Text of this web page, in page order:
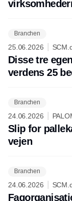
Branchen
25.06.2026
Disse tre
verdens 25
Branchen
24.06.2026
Slip for
vejen
Branchen
24.06.2026